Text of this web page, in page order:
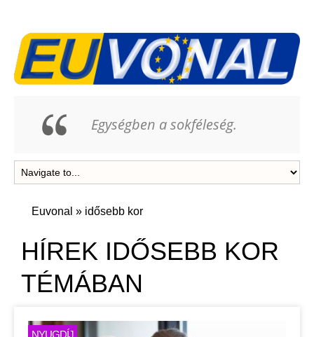
Egységben a sokféleség.
Euvonal » idősebb kor
HÍREK IDŐSEBB KOR
TÉMÁBAN